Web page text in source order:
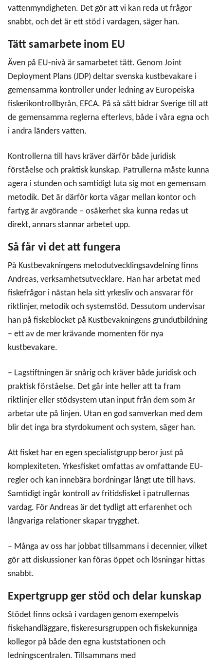
vattenmyndigheten. Det gör att vi kan reda ut frågor
snabbt, och det är ett stöd i vardagen, säger han.
Tätt samarbete inom EU
Även på EU-nivå är samarbetet tätt. Genom Joint
Deployment Plans (JDP) deltar svenska kustbevakare i
gemensamma kontroller under ledning av Europeiska
fiskerikontrollbyrån, EFCA. På så sätt bidrar Sverige till att
de gemensamma reglerna efterlevs, både i våra egna och
i andra länders vatten.
Kontrollerna till havs kräver därför både juridisk
förståelse och praktisk kunskap. Patrullerna måste kunna
agera i stunden och samtidigt luta sig mot en gemensam
metodik. Det är därför korta vägar mellan kontor och
fartyg är avgörande – osäkerhet ska kunna redas ut
direkt, annars stannar arbetet upp.
Så får vi det att fungera
På Kustbevakningens metodutvecklingsavdelning finns
Andreas, verksamhetsutvecklare. Han har arbetat med
fiskefrågor i nästan hela sitt yrkesliv och ansvarar för
riktlinjer, metodik och systemstöd. Dessutom undervisar
han på fiskeblocket på Kustbevakningens grundutbildning
– ett av de mer krävande momenten för nya
kustbevakare.
– Lagstiftningen är snårig och kräver både juridisk och
praktisk förståelse. Det går inte heller att ta fram
riktlinjer eller stödsystem utan input från dem som är
arbetar ute på linjen. Utan en god samverkan med dem
blir det inga bra styrdokument och system, säger han.
Att fisket har en egen specialistgrupp beror just på
komplexiteten. Yrkesfisket omfattas av omfattande EU-
regler och kan innebära bordningar långt ute till havs.
Samtidigt ingår kontroll av fritidsfisket i patrullernas
vardag. För Andreas är det tydligt att erfarenhet och
långvariga relationer skapar trygghet.
– Många av oss har jobbat tillsammans i decennier, vilket
gör att diskussioner kan föras öppet och lösningar hittas
snabbt.
Expertgrupp ger stöd och delar kunskap
Stödet finns också i vardagen genom exempelvis
fiskehandläggare, fiskeresursgruppen och fiskekunniga
kollegor på både den egna kuststationen och
ledningscentralen. Tillsammans med